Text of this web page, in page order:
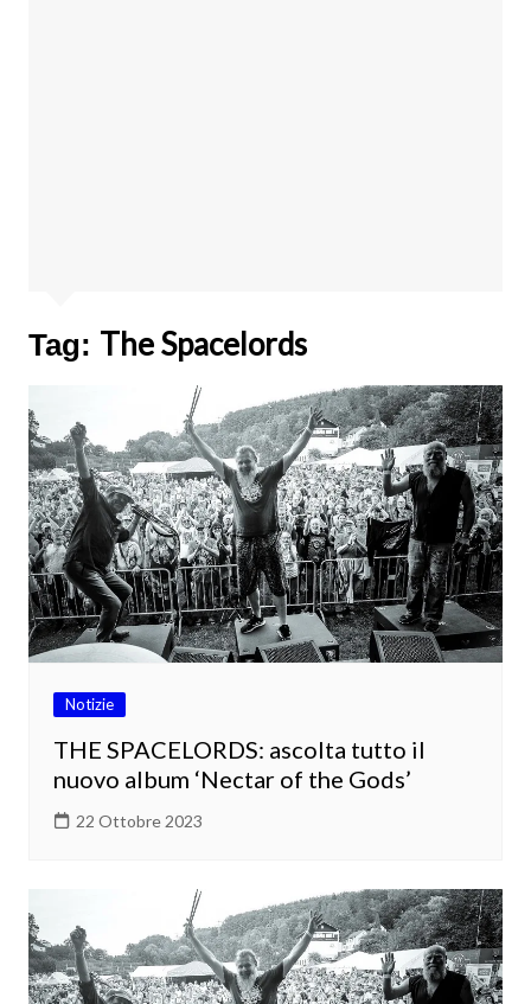
Tag: The Spacelords
Notizie
THE SPACELORDS: ascolta tutto il
nuovo album ‘Nectar of the Gods’
22 Ottobre 2023